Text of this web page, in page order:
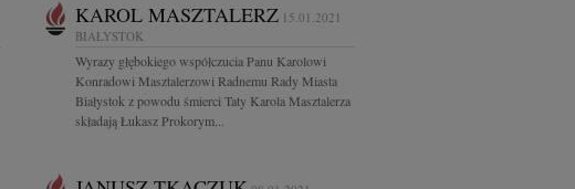
KAROL MASZTALERZ 15.01.2021
BIAŁYSTOK
Wyrazy głębokiego współczucia Panu Karolowi
Konradowi Masztalerzowi Radnemu Rady Miasta
Białystok z powodu śmierci Taty Karola Masztalerza
składają Łukasz Prokorym...